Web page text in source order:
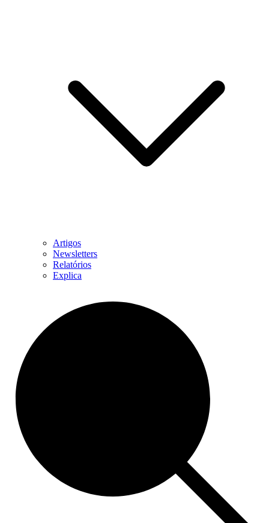
Artigos
Newsletters
Relatórios
Explica